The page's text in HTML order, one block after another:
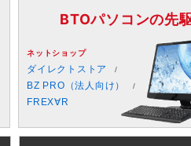
BTOパソコンの先
ネットショップ
ダイレクトストア
BZ PRO（法人向け）
FREX∀R